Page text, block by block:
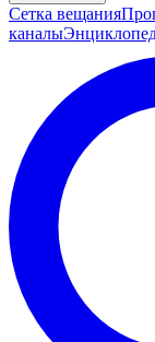
Сетка вещания
каналы